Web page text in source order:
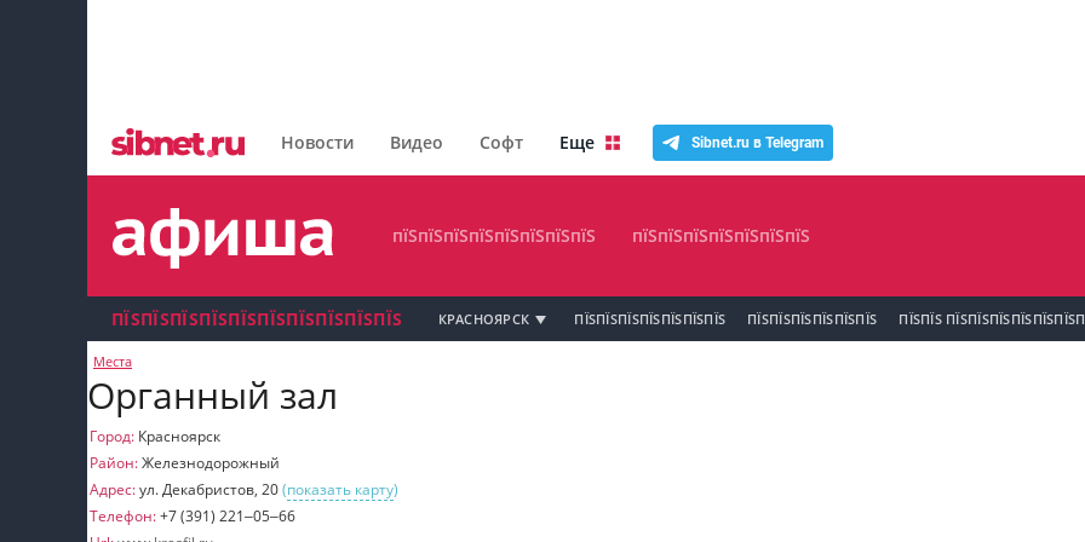
Новости Видео Софт Еще Sibnet.ru в Telegram
пїЅпїЅпїЅпїЅпїЅпїЅпїЅпїЅ
пїЅпїЅпїЅпїЅпїЅпїЅпїЅ
пїЅпїЅпїЅ пїЅпїЅпїЅпїЅпїЅпїЅпїЅ пїЅпїЅ
пїЅпїЅпїЅ пїЅпїЅпїЅпїЅпїЅпїЅпїЅ
пїЅпїЅпїЅпїЅпїЅпїЅпїЅпїЅ пїЅпїЅпїЅпїЅпїЅпїЅпїЅ
ПЇЅПЇЅПЇЅПЇЅПЇЅПЇЅПЇЅПЇЅПЇЅПЇЅ КРАСНОЯРСК ПЇЅПЇЅПЇЅПЇЅПЇЅПЇЅПЇЅ ПЇЅПЇЅПЇЅПЇЅПЇЅПЇЅ ПЇЅПЇЅ
Места
Органный зал
Город: Красноярск
Район:Железнодорожный
Адрес:ул. Декабристов, 20(показать карту)
Телефон:+7 (391) 221‒05‒66